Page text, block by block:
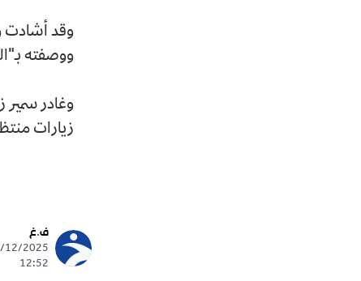
وقد أشادت
ووصفته
زيارات
ف.غ
12:52